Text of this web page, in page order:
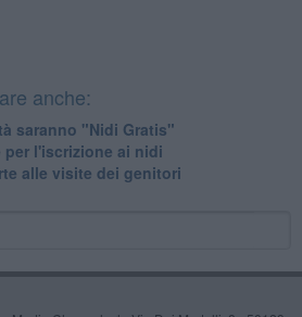
anche:
saranno "Nidi Gratis"
l'iscrizione ai nidi
alle visite dei genitori